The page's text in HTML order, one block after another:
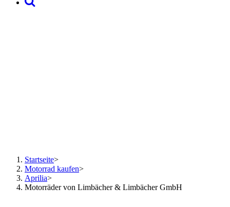
Startseite>
Motorrad kaufen>
Aprilia>
Motorräder von Limbächer & Limbächer GmbH